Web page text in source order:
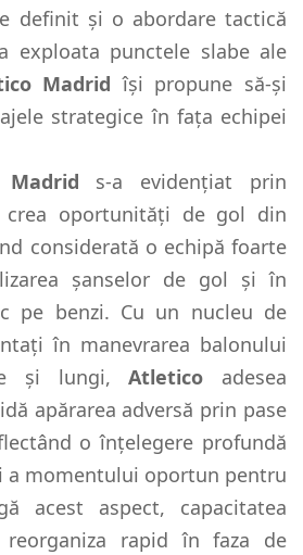
definit și o abordare tactică
exploata punctele slabe ale
Madrid își propune să-și
strategice în fața echipei
s-a evidențiat prin
crea oportunități de gol din
considerată o echipă foarte
șanselor de gol și în
pe benzi. Cu un nucleu de
în manevrarea balonului
și lungi,Atletico adesea
apărarea adversă prin pase
o înțelegere profundă
a momentului oportun pentru
acest aspect, capacitatea
rapid în faza de